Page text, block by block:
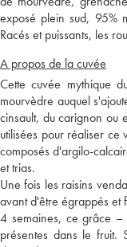
exposé plein sud, 95%
Racés et puissants, les
A propos de la cuvée
Cette cuvée mythique
mourvèdre auquel
cinsault, du carignon ou
utilisées pour réaliser
composés d'argilo-
et trias.
Une fois les raisins
avant d'être égrappés et
4 semaines, ce grâce –
présentes dans le fruit.